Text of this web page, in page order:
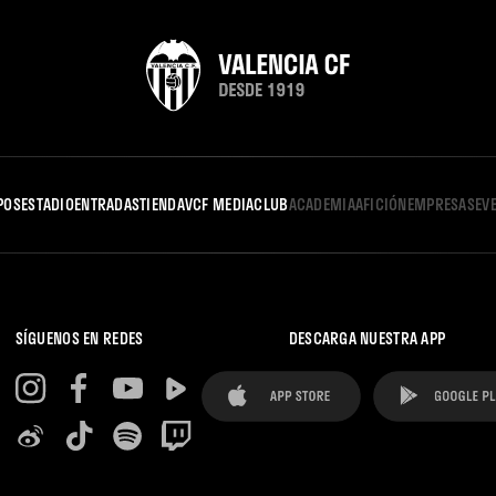
ESTADIOENTRADASTIENDAVCF MEDIACLUBACADEMIAAFICIÓNEMPRESAS
SÍGUENOS EN REDES DESCARGA NUESTRA APP